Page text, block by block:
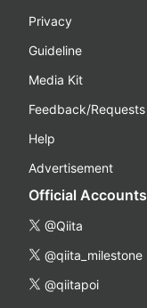
Privacy
Guideline
Media Kit
Feedback/Requests
Help
Advertisement
Official Accounts
@Qiita
@qiita_milestone
@qiitapoi